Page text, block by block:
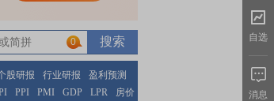
0
股研报 行业研报
盈利预测
PPI PMI GDP LPR 房价
自选
消息